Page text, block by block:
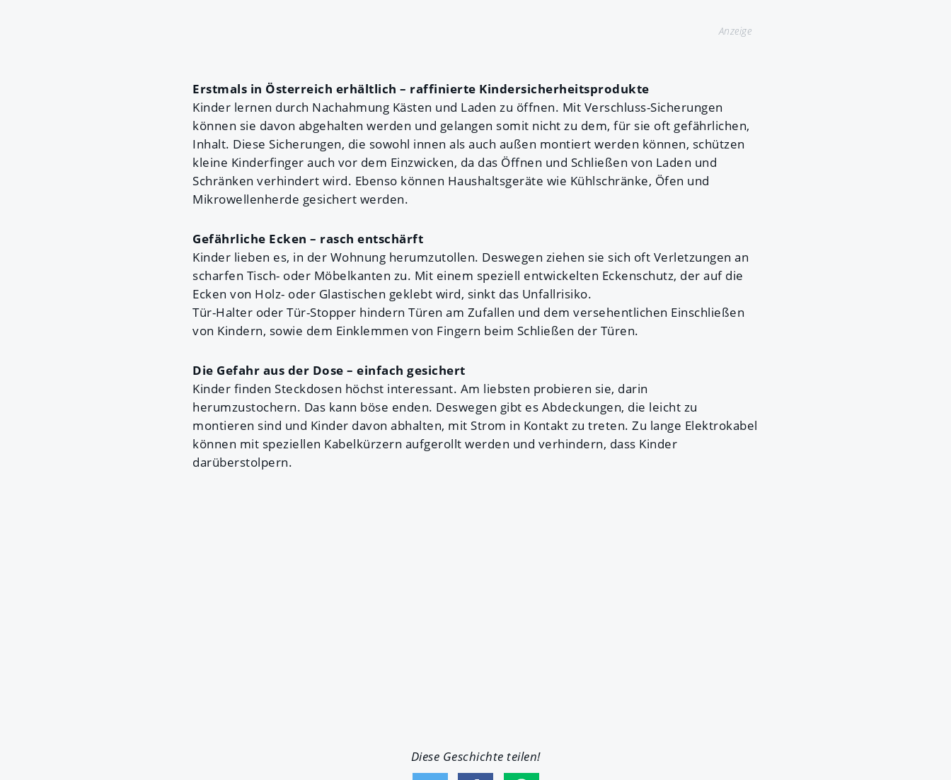
Anzeige
Erstmals in Österreich erhältlich – raffinierte Kindersicherheitsprodukte
Kinder lernen durch Nachahmung Kästen und Laden zu öffnen. Mit Verschluss-Sicherungen
können sie davon abgehalten werden und gelangen somit nicht zu dem, für sie oft gefährlichen,
Inhalt. Diese Sicherungen, die sowohl innen als auch außen montiert werden können, schützen
kleine Kinderfinger auch vor dem Einzwicken, da das Öffnen und Schließen von Laden und
Schränken verhindert wird. Ebenso können Haushaltsgeräte wie Kühlschränke, Öfen und
Mikrowellenherde gesichert werden.
Gefährliche Ecken – rasch entschärft
Kinder lieben es, in der Wohnung herumzutollen. Deswegen ziehen sie sich oft Verletzungen an
scharfen Tisch- oder Möbelkanten zu. Mit einem speziell entwickelten Eckenschutz, der auf die
Ecken von Holz- oder Glastischen geklebt wird, sinkt das Unfallrisiko.
Tür-Halter oder Tür-Stopper hindern Türen am Zufallen und dem versehentlichen Einschließen
von Kindern, sowie dem Einklemmen von Fingern beim Schließen der Türen.
Die Gefahr aus der Dose – einfach gesichert
Kinder finden Steckdosen höchst interessant. Am liebsten probieren sie, darin
herumzustochern. Das kann böse enden. Deswegen gibt es Abdeckungen, die leicht zu
montieren sind und Kinder davon abhalten, mit Strom in Kontakt zu treten. Zu lange Elektrokabel
können mit speziellen Kabelkürzern aufgerollt werden und verhindern, dass Kinder
darüberstolpern.
Diese Geschichte teilen!